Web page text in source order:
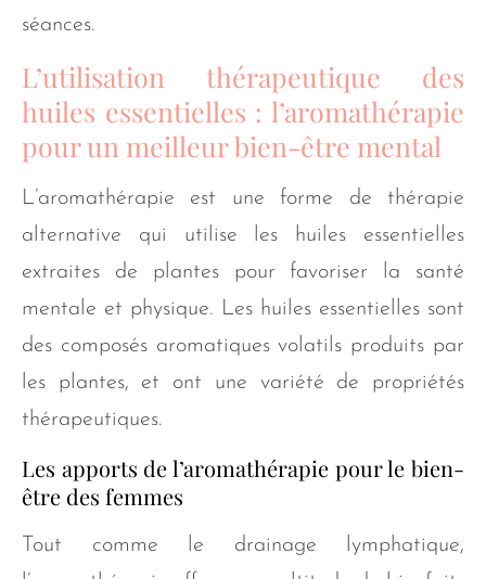
séances.
L’utilisation thérapeutique des
huiles essentielles : l’aromathérapie
pour un meilleur bien-être mental
L’aromathérapie est une forme de thérapie
alternative qui utilise les huiles essentielles
extraites de plantes pour favoriser la santé
mentale et physique. Les huiles essentielles sont
des composés aromatiques volatils produits par
les plantes, et ont une variété de propriétés
thérapeutiques.
Les apports de l’aromathérapie pour le bien-
être des femmes
Tout comme le drainage lymphatique,